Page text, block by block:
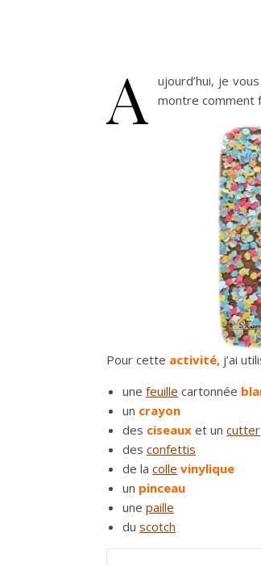
A ujourd’hui, je
montre comment
Pour cette activité, j’ai
une feuille cartonnée
un crayon
des ciseaux et un cutter
des confettis
de la colle vinylique
un pinceau
une paille
du scotch